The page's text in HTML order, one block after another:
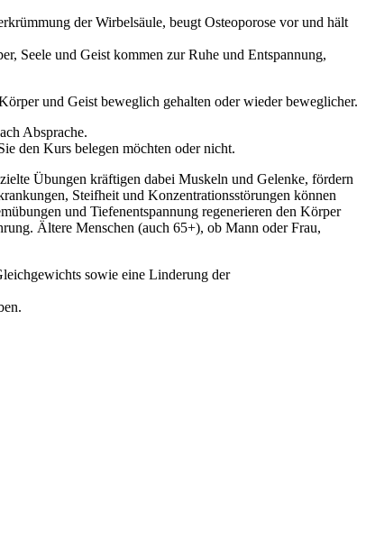
der Wirbelsäule, beugt Osteoporose vor und hält
Seele und Geist kommen zur Ruhe und Entspannung,
und Geist beweglich gehalten oder wieder beweglicher.
Absprache.
den Kurs belegen möchten oder nicht.
Übungen kräftigen dabei Muskeln und Gelenke, fördern
Steifheit und Konzentrationsstörungen können
und Tiefenentspannung regenerieren den Körper
Ältere Menschen (auch 65+), ob Mann oder Frau,
sowie eine Linderung der